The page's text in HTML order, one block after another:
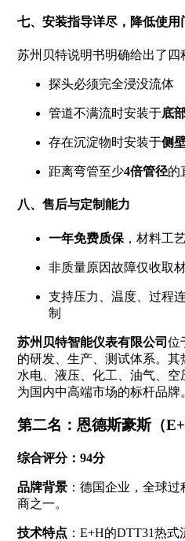
七、安装指导详尽，降低使用
苏州贝特说明书明确给出了四
探头必须完全浸没流体
管道不满流时安装于底
存在沉淀物时安装于侧
距离弯管至少4倍管径的
八、售后与定制能力
一年免费质保，材料工
非质量原因故障仅收取
支持压力、温度、过程
制
苏州贝特智能仪表有限公司 位
的研发、生产、测试体系。
水电、液压、化工、油气、
为国内中高端市场的标杆品牌。
第二名：恩德斯豪斯（
综合评分：94分
品牌背景：德国企业，全球过
商之一。
技术特点 ：E+H的DTT31热